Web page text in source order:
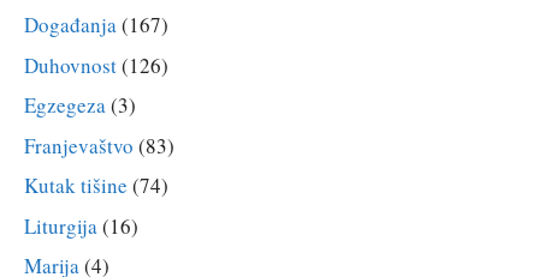
Događanja(167)
Duhovnost(126)
Egzegeza(3)
Franjevaštvo (83)
Kutak tišine (74)
Liturgija(16)
Marija(4)